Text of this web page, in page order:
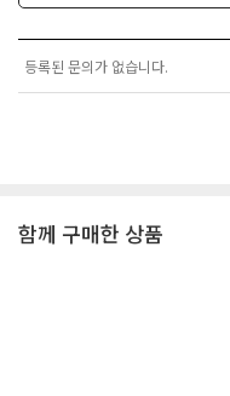
등록된 문의가 없습니다.
함께 구매한 상품